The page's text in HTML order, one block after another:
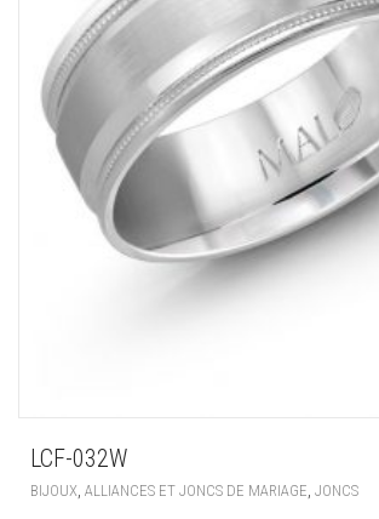
LCF-032W
BIJOUX ALLIANCES ET JONCS DE MARIAGE JONCS